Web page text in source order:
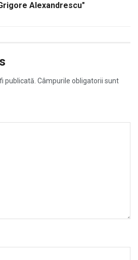
Alexandrescu"
publicată. Câmpurile obligatorii sunt